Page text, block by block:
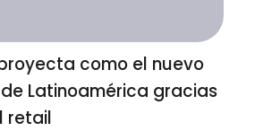
como el nuevo
Latinoamérica gracias
retail